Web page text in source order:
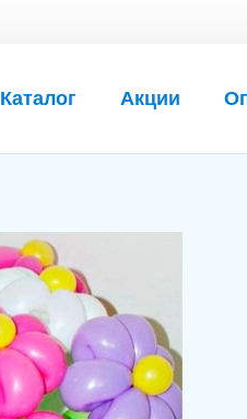
Каталог Акции